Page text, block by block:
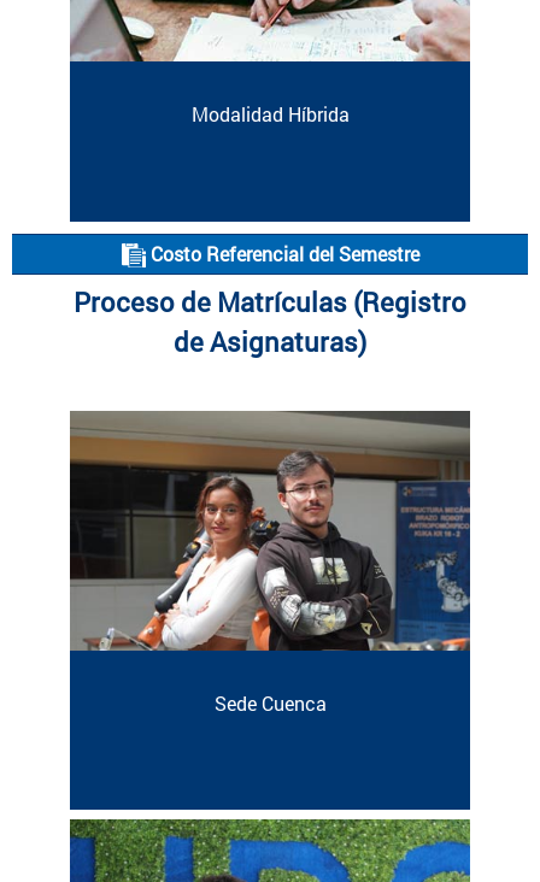
Modalidad Híbrida
Costo Referencial del Semestre
Proceso de Matrículas (Registro
de Asignaturas)
Sede Cuenca